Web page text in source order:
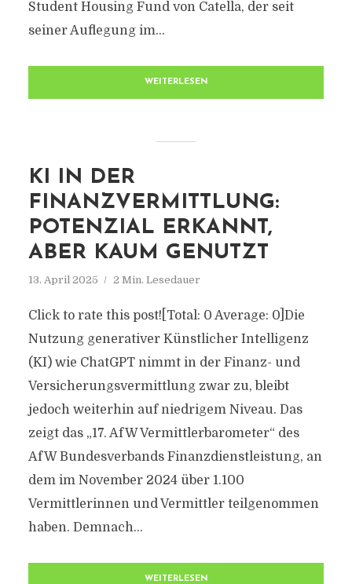
Student Housing Fund von Catella, der seit
seiner Auflegung im...
WEITERLESEN
KI IN DER
FINANZVERMITTLUNG:
POTENZIAL ERKANNT,
ABER KAUM GENUTZT
13. April 2025 2 Min. Lesedauer
Click to rate this post![Total: 0 Average: 0]Die
Nutzung generativer Künstlicher Intelligenz
(KI) wie ChatGPT nimmt in der Finanz- und
Versicherungsvermittlung zwar zu, bleibt
jedoch weiterhin auf niedrigem Niveau. Das
zeigt das „17. AfW Vermittlerbarometer“ des
AfW Bundesverbands Finanzdienstleistung, an
dem im November 2024 über 1.100
Vermittlerinnen und Vermittler teilgenommen
haben. Demnach...
WEITERLESEN